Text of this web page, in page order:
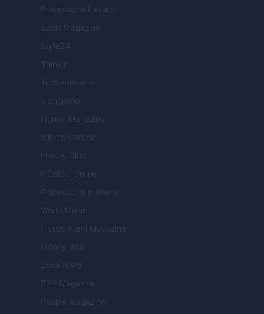
Professione Lavoro
Sport Magazine
Style24
Think.it
Tuobenessere
Viaggiamo
Nonne Magazine
Milano Cortina
Luxury Club
Il Calcio Online
Professione mamma
World Music
Investimenti Magazine
Money 365
Zona Nerd
B2B Magazine
People Magazine